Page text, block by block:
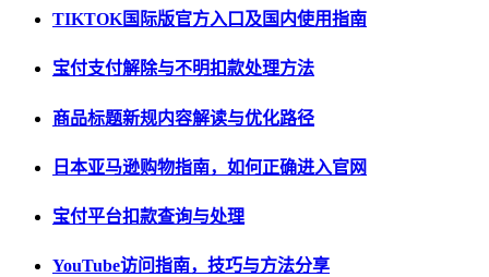
TIKTOK国际版官方入口及国内使用指南
宝付支付解除与不明扣款处理方法
商品标题新规内容解读与优化路径
日本亚马逊购物指南，如何正确进入官网
宝付平台扣款查询与处理
YouTube访问指南，技巧与方法分享